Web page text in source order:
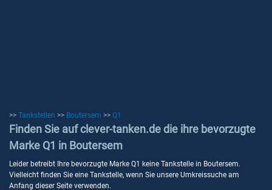
>> Tankstellen >> Boutersem >> Q1
Finden Sie auf clever-tanken.de die ihre bevorzugte
Marke Q1 in Boutersem
Leider betreibt Ihre bevorzugte Marke Q1 keine Tankstelle in Boutersem.
Vielleicht finden Sie eine Tankstelle, wenn Sie unsere Umkreissuche am
Anfang dieser Seite verwenden.